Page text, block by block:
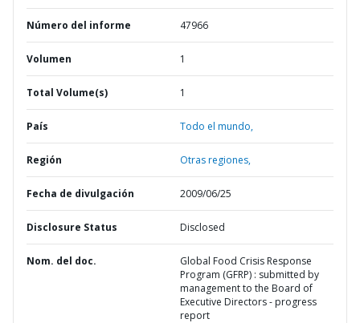
Número del informe 47966
Volumen 1
Total Volume(s) 1
País Todo el mundo,
Región Otras regiones,
Fecha de divulgación 2009/06/25
Disclosure Status Disclosed
Nom. del doc.
Global Food Crisis Response
Program (GFRP) : submitted by
management to the Board of
Executive Directors - progress
report